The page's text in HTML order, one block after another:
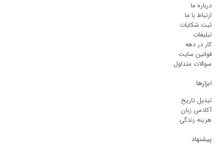
درباره ما
ارتباط با ما
ثبت شکایات
تبلیغات
کار در دهه
قوانین سایت
سوالات متداول
ابزارها
تبدیل تاریخ
آکادمی زبان
هزینه زندگی
پیشنهاد